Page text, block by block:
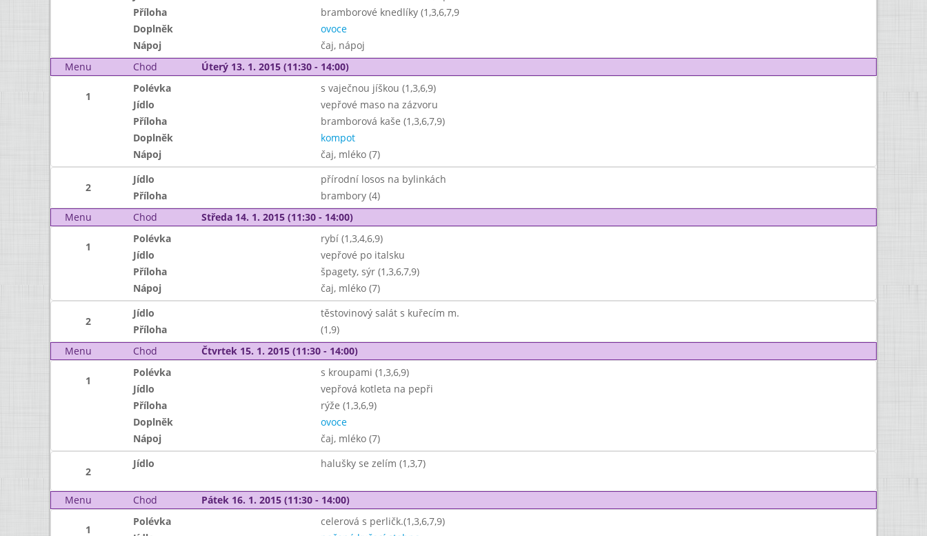
Příloha
bramborové knedlíky (1,3,6,7,9
Doplněk
ovoce
Nápoj
čaj, nápoj
Menu
Chod Úterý 13. 1. 2015 (11:30 - 14:00)
1
Polévka
s vaječnou jíškou (1,3,6,9)
Jídlo
vepřové maso na zázvoru
Příloha
bramborová kaše (1,3,6,7,9)
Doplněk
kompot
Nápoj
čaj, mléko (7)
2
Jídlo
přírodní losos na bylinkách
Příloha
brambory (4)
Menu
Chod Středa 14. 1. 2015 (11:30 - 14:00)
1
Polévka
rybí (1,3,4,6,9)
Jídlo
vepřové po italsku
Příloha
špagety, sýr (1,3,6,7,9)
Nápoj
čaj, mléko (7)
2
Jídlo
těstovinový salát s kuřecím m.
Příloha
(1,9)
Menu
Chod Čtvrtek 15. 1. 2015 (11:30 - 14:00)
1
Polévka
s kroupami (1,3,6,9)
Jídlo
vepřová kotleta na pepři
Příloha
rýže (1,3,6,9)
Doplněk
ovoce
Nápoj
čaj, mléko (7)
2
Jídlo halušky se zelím (1,3,7)
Menu Chod Pátek 16. 1. 2015 (11:30 - 14:00)
1
Polévka
celerová s perličk.(1,3,6,7,9)